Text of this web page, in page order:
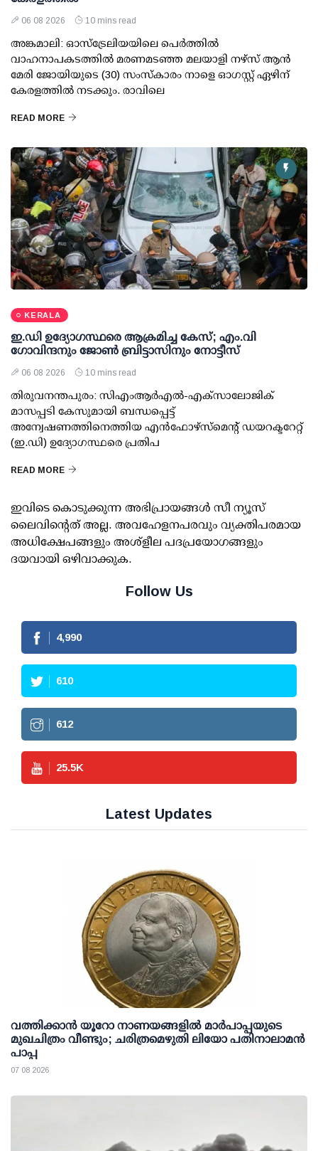
06 08 2026 10 mins read
അങ്കമാലി: ഓസ്‌ട്രേലിയയിലെ പെർത്തിൽ
വാഹനാപകടത്തിൽ മരണമടഞ്ഞ മലയാളി നഴ്സ് ആൻ
മേരി ജോയിയുടെ (30) സംസ്കാരം നാളെ ഓഗസ്റ്റ് ഏഴിന്
കേരളത്തിൽ നടക്കും. രാവിലെ
READ MORE
KERALA
ഇ.ഡി ഉദ്യോഗസ്ഥരെ ആക്രമിച്ച കേസ്; എം.വി
ഗോവിന്ദനും ജോണ്‍ ബ്രിട്ടാസിനും നോട്ടീസ്
06 08 2026 10 mins read
തിരുവനന്തപുരം: സിഎംആര്‍എല്‍-എക്‌സാലോജിക്
മാസപ്പടി കേസുമായി ബന്ധപ്പെട്ട്
അന്വേഷണത്തിനെത്തിയ എന്‍ഫോഴ്സ്മെന്റ് ഡയറക്ടറേറ്റ്
(ഇ.ഡി) ഉദ്യോഗസ്ഥരെ പ്രതിപ
READ MORE
ഇവിടെ കൊടുക്കുന്ന അഭിപ്രായങ്ങള്‍ സീ ന്യൂസ്
ലൈവിന്റെത് അല്ല. അവഹേളനപരവും വ്യക്തിപരമായ
അധിക്ഷേപങ്ങളും അശ്‌ളീല പദപ്രയോഗങ്ങളും
ദയവായി ഒഴിവാക്കുക.
Follow Us
4,990
610
612
25.5K
Latest Updates
വത്തിക്കാൻ യൂറോ നാണയങ്ങളിൽ മാർപാപ്പയുടെ
മുഖചിത്രം വീണ്ടും; ചരിത്രമെഴുതി ലിയോ പതിനാലാമൻ
പാപ്പ
07 08 2026